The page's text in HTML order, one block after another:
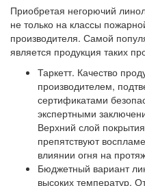
Приобретая негорючий
не только на классы
производителя. Самой
является продукция таких
Таркетт. Качество
производителем,
сертификатами
экспертными
Верхний слой
препятствуют
влиянии огня на
Бюджетный вариант
высоких температур.